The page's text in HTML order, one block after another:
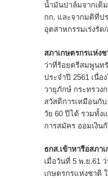
น้ำมันปาล์มจากเดิ
กก. และจากมติที่ป
อุตสาหกรรมเร่งรั
สภาเกษตรกรแห่ง
ว่าที่ร้อยตรีสมพูนท
ประจำปี 2561 เนื่
วายุภักษ์ กระทรวง
สวัสดิการเหมือนกั
วัย 60 ปีได้ รวมทั้ง
การสมัคร ออมเงิน
ธกส.เข้าหารือสภา
เมื่อวันที่ 5 พ.ย.61
เกษตรกรแห่งชาติ